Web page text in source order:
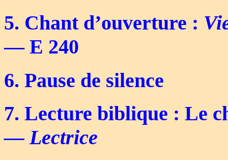
5. Chant d’ouverture :
—E 240
6. Pause de silence
7. Lecture biblique : Le
— Lectrice